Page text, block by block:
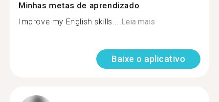
Minhas metas de aprendizado
Improve my English skills....Leia mais
Baixe o aplicativo